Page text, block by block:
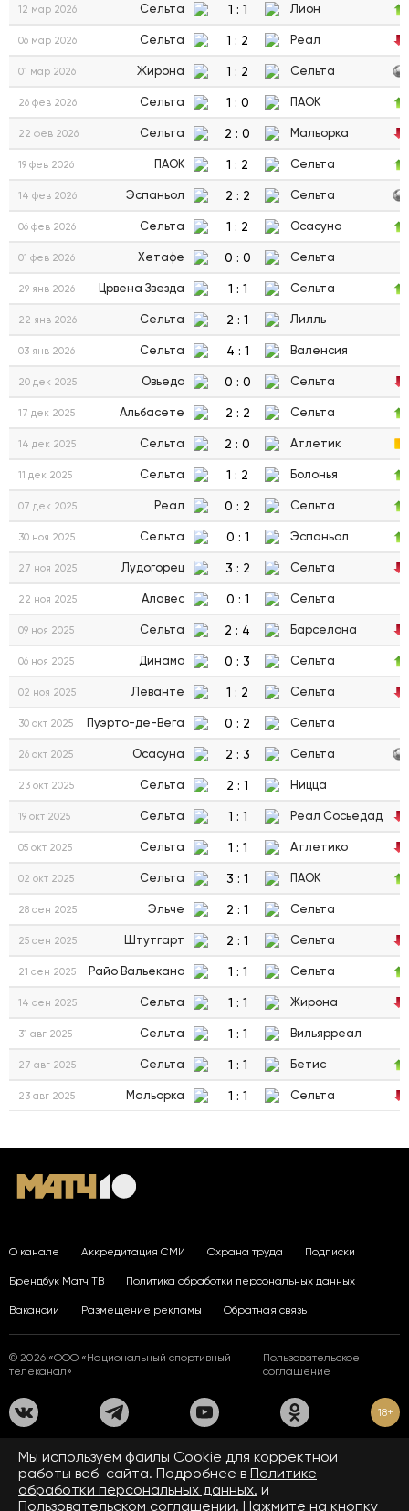
12 мар 2026 Сельта 1 : 1 Лион
06 мар 2026 Сельта 1 : 2 Реал
01 мар 2026 Жирона 1 : 2 Сельта
26 фев 2026 Сельта 1 : 0 ПАОК
22 фев 2026 Сельта 2 : 0 Мальорка
19 фев 2026 ПАОК 1 : 2 Сельта
14 фев 2026 Эспаньол 2 : 2 Сельта
06 фев 2026 Сельта 1 : 2 Осасуна
01 фев 2026 Хетафе 0 : 0 Сельта
29 янв 2026 Црвена Звезда 1 : 1 Сельта
22 янв 2026 Сельта 2 : 1 Лилль
03 янв 2026 Сельта 4 : 1 Валенсия
20 дек 2025 Овьедо 0 : 0 Сельта
17 дек 2025 Альбасете 2 : 2 Сельта
14 дек 2025 Сельта 2 : 0 Атлетик
11 дек 2025 Сельта 1 : 2 Болонья
07 дек 2025 Реал 0 : 2 Сельта
30 ноя 2025 Сельта 0 : 1 Эспаньол
27 ноя 2025 Лудогорец 3 : 2 Сельта
22 ноя 2025 Алавес 0 : 1 Сельта
09 ноя 2025 Сельта 2 : 4 Барселона
06 ноя 2025 Динамо 0 : 3 Сельта
02 ноя 2025 Леванте 1 : 2 Сельта
30 окт 2025 Пуэрто-де-Вега 0 : 2 Сельта
26 окт 2025 Осасуна 2 : 3 Сельта
23 окт 2025 Сельта 2 : 1 Ницца
19 окт 2025 Сельта 1 : 1 Реал Сосьедад
05 окт 2025 Сельта 1 : 1 Атлетико
02 окт 2025 Сельта 3 : 1 ПАОК
28 сен 2025 Эльче 2 : 1 Сельта
25 сен 2025 Штутгарт 2 : 1 Сельта
21 сен 2025 Райо Вальекано 1 : 1 Сельта
14 сен 2025 Сельта 1 : 1 Жирона
31 авг 2025 Сельта 1 : 1 Вильярреал
27 авг 2025 Сельта 1 : 1 Бетис
23 авг 2025 Мальорка 1 : 1 Сельта
О канале Аккредитация СМИ Охрана труда Подписки
Брендбук Матч ТВ Политика обработки персональных данных
Вакансии Размещение рекламы Обратная связь
© 2026 «ООО «Национальный спортивный
телеканал»
Пользовательское
соглашение
18+
На сайте применяются рекомендательные технологии. Подробнее
Правилах применения рекомендательных технологий.
Средство массовой информации сетевое издание «www.matchtv.ru»
зарегистрировано Федеральной службой по надзору в сфере связи,
Мы используем файлы Сookie для корректной
работы веб-сайта. Подробнее в Политике
обработки персональных данных. и
Пользовательском соглашении. Нажмите на кнопку